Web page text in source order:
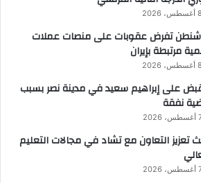
8 أغسطس، 2026
تفرض عقوبات على منصات عملات
مرتبطة بإيران
8 أغسطس، 2026
على إبراهيم سعيد في مدينة نصر بسبب
نفقة
2026
تعزيز التعاون مع تشاد في مجالات التعليم
2026